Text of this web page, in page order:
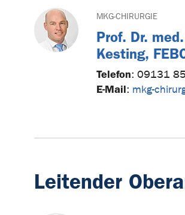
MKG-CHIRURGIE
Prof. Dr.
Kesting,
Telefon: 09131
E-Mail: mkg-
Leitender